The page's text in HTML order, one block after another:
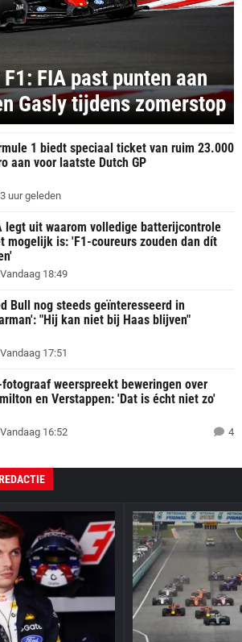
FIA past punten aan
Gasly tijdens zomerstop
1 biedt speciaal ticket van ruim 23.000
aan voor laatste Dutch GP
3 uur geleden
legt uit waarom volledige batterijcontrole
mogelijk is: 'F1-coureurs zouden dan dít
Vandaag 18:49
Bull nog steeds geïnteresseerd in
"Hij kan niet bij Haas blijven"
Vandaag 17:51
fotograaf weerspreekt beweringen over
en Verstappen: 'Dat is écht niet zo'
Vandaag 16:52 4